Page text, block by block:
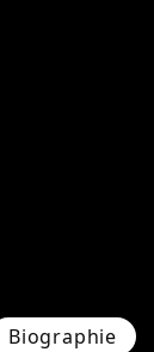
Biographie